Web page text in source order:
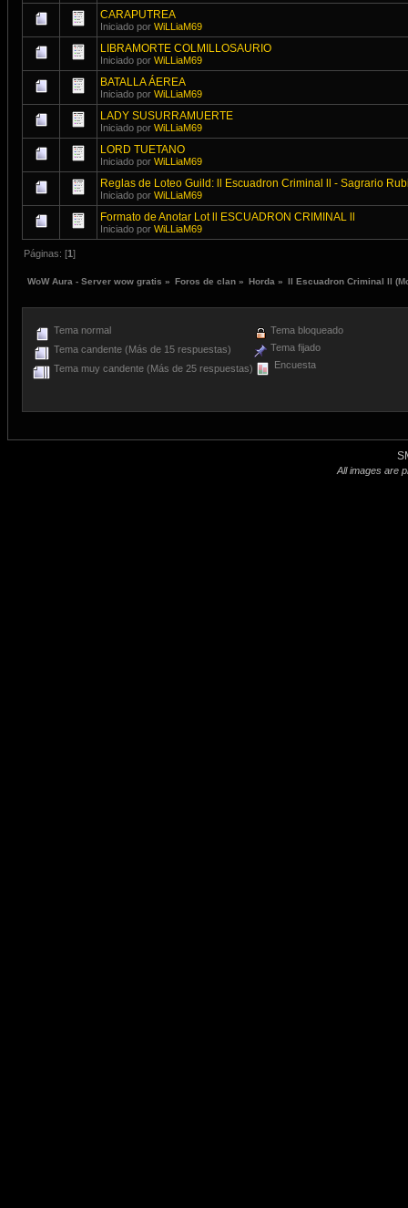
CARAPUTREA
Iniciado por WiLLiaM69
LIBRAMORTE COLMILLOSAURIO
Iniciado por WiLLiaM69
BATALLA ÁEREA
Iniciado por WiLLiaM69
LADY SUSURRAMUERTE
Iniciado por WiLLiaM69
LORD TUETANO
Iniciado por WiLLiaM69
Reglas de Loteo Guild: ll Escuadron Criminal ll - Sagrario
Iniciado por WiLLiaM69
Formato de Anotar Lot ll ESCUADRON CRIMINAL ll
Iniciado por WiLLiaM69
Páginas: [1]
WoW Aura - Server wow gratis » Foros de clan » Horda » ll Escuadron Criminal ll
Tema normal
Tema candente (Más de 15 respuestas)
Tema muy candente (Más de 25 respuestas)
Tema bloqueado
Tema fijado
Encuesta
All images are